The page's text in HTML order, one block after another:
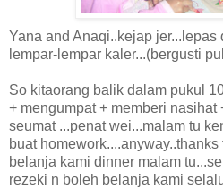
Yana and Anaqi..kejap jer...lepas
lempar-lempar kaler...(bergusti
So kitaorang balik dalam pukul
+ mengumpat + memberi
seumat ...penat wei...malam tu
buat
belanja kami dinner malam
rezeki n boleh belanja kami